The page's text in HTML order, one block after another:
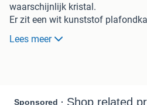
waarschijnlijk kristal.
Er zit een wit kunststof
inkeping is gemaakt voor de kabel.
De doorsnede is ongeveer 30 cm
Lees meer